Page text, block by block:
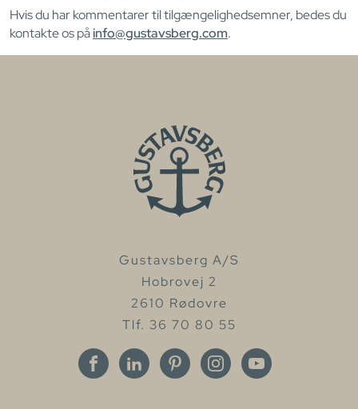
Hvis du har kommentarer til tilgængelighedsemner, bedes du
kontakte os påinfo@gustavsberg.com.
Gustavsberg A/S
Hobrovej 2
2610 Rødovre
Tlf. 36 70 80 55